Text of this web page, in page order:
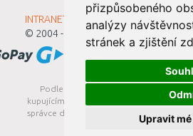
přizpůsobeného
analýzy
stránek a zjištění
Upravit
INTRANET - Přihlášení pro
© 2004 - 2026
Kamody s.r.o.
Podle zákona o evidenci tržeb je
kupujícímu účtenku. Zároveň je povinen
správce daně online; v případě
do 48 hodin.